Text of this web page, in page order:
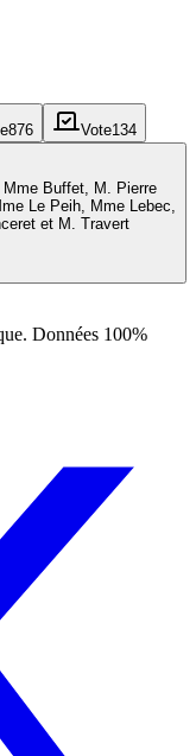
876 Vote134
Buffet, M. Pierre
Le Peih, Mme Lebec,
et M. Travert
Données 100%